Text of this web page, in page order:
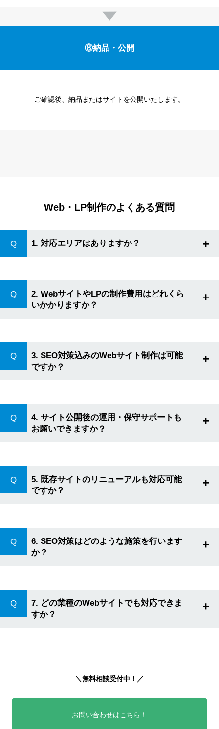
⑧納品・公開
ご確認後、納品またはサイトを公開いたします。
Web・LP制作のよくある質問
1. 対応エリアはありますか？ +
2. WebサイトやLPの制作費用はどれくら
いかかりますか？
+
3. SEO対策込みのWebサイト制作は可能
ですか？
+
4. サイト公開後の運用・保守サポートも
お願いできますか？
+
5. 既存サイトのリニューアルも対応可能
ですか？
+
6. SEO対策はどのような施策を行います
か？
+
7. どの業種のWebサイトでも対応できま
すか？
+
＼無料相談受付中！／
お問い合わせはこちら！